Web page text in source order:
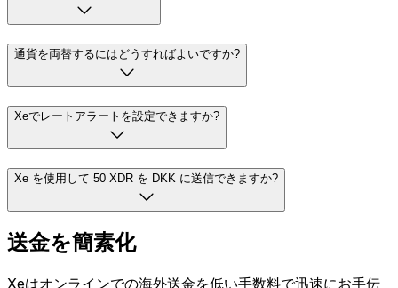
通貨を両替するにはどうすればよいですか?
Xeでレートアラートを設定できますか?
Xe を使用して 50 XDR を DKK に送信できますか?
送金を簡素化
Xeはオンラインでの海外送金を低い手数料で迅速にお手伝